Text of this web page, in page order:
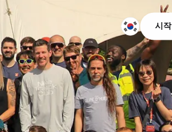
대
한
민
국
한
국
어
시작